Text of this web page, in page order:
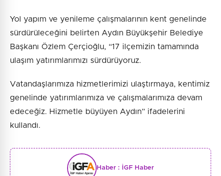
Yol yapım ve yenileme çalışmalarının kent genelinde
sürdürüleceğini belirten Aydın Büyükşehir Belediye
Başkanı Özlem Çerçioğlu, “17 ilçemizin tamamında
ulaşım yatırımlarımızı sürdürüyoruz.
Vatandaşlarımıza hizmetlerimizi ulaştırmaya, kentimiz
genelinde yatırımlarımıza ve çalışmalarımıza devam
edeceğiz. Hizmetle büyüyen Aydın” ifadelerini
kullandı.
Haber : İGF Haber